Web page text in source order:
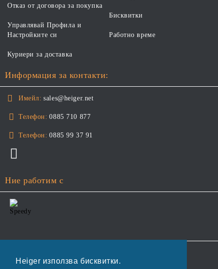
Heiger използва бисквитки.
Отказ от договора за покупка
Управлявай Профила и
Настройките си
Бисквитки
Работно време
Куриери за доставка
Информация за контакти:
Имейл: sales@heiger.net
Телефон: 0885 710 877
Телефон: 0885 99 37 91
Ние работим с